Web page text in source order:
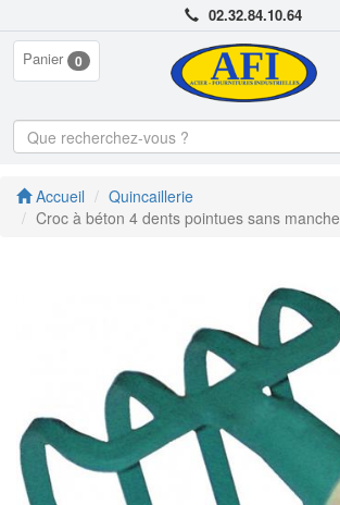
02.32.84.10.64
Panier 0
Accueil
Quincaillerie
Croc à béton 4 dents pointues sans manche